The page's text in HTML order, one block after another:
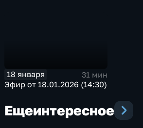
18 января
31 мин
Эфир от 18.01.2026 (14:30)
Ещеинтересное